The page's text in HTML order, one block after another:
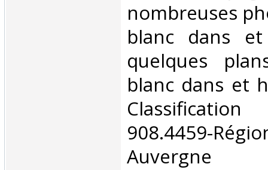
nombreuses
blanc dans
quelques
blanc dans et
908.4459-
Auvergne‎